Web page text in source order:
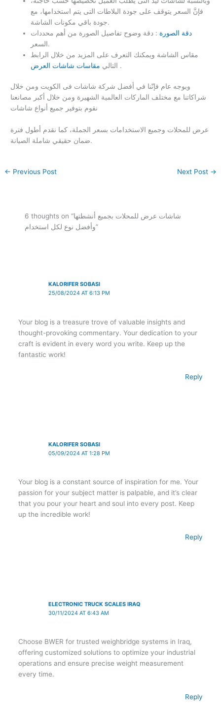
فإنَّ السعر يتوقف على جودة البلاطات التى يتم استخدامها، مع
جودة باقي مكونات الشاشة.
دقة الصورة : دقة وضوح تفاصيل الصورة من أهم محددات
السعر.
مقاس الشاشة ويمكنك التعرف على المزيد من خلال الرابط
التالي مقاسات شاشات العرض .
وبوجه عام فإنّنا في أفضل شركة شاشات فى الكويت ومن خلال
شراكاتنا مع مختلف الماركات العالمية الشهيرة ومن خلال أكبر مصانعنا
نقوم بتوفير جميع أنواع شاشات
عرض للمحلات وجميع الاستخدامات بسعر الجملة، كما نقدم أطول فترة
ضمان حقيقي شاملة الصيانة.
← Previous Post Next Post →
6 thoughts on “شاشات عرض للمحلات بجميع أنشطتها
وأفضل نوع لكل استخدام”
KALORIFER SOBASI
25/08/2024 AT 6:13 PM
Your blog is a treasure trove of valuable insights and
thought-provoking commentary. Your dedication to your
craft is evident in every word you write. Keep up the
fantastic work!
Reply
KALORIFER SOBASI
05/09/2024 AT 1:28 PM
Your blog is a constant source of inspiration for me. Your
passion for your subject matter is palpable, and it’s clear
that you pour your heart and soul into every post. Keep
up the incredible work!
Reply
ELECTRONIC TRUCK SCALES IRAQ
30/11/2024 AT 6:43 AM
Choose BWER for trusted weighbridge systems in Iraq,
offering customized solutions to optimize your industrial
operations and ensure precise weight measurement
every time.
Reply